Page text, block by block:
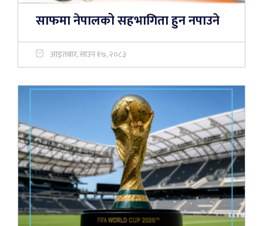
साफमा नेपालको सहभागिता हुन नपाउने
आइतबार, साउन १७, २०८३